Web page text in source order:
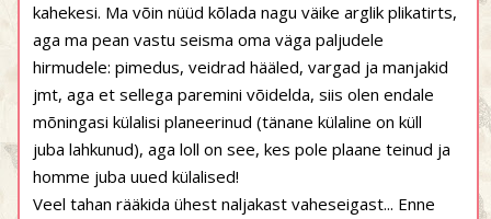
kahekesi. Ma võin nüüd kõlada nagu väike arglik plikatirts,
aga ma pean vastu seisma oma väga paljudele
hirmudele: pimedus, veidrad hääled, vargad ja manjakid
jmt, aga et sellega paremini võidelda, siis olen endale
mõningasi külalisi planeerinud (tänane külaline on küll
juba lahkunud), aga loll on see, kes pole plaane teinud ja
homme juba uued külalised!
Veel tahan rääkida ühest naljakast vaheseigast... Enne